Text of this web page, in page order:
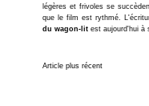
légères et frivoles se
que le film est rythmé.
du wagon-lit est aujourd'hui à
Article plus récent